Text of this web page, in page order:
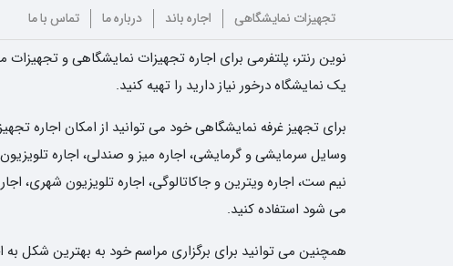
تجهیزات نمایشگاهی اجاره باند درباره ما تماس با ما
نوین رنتر، پلتفرمی برای اجاره تجهیزات نمایشگاهی و
یک نمایشگاه درخور نیاز دارید را تهیه کنید.
برای تجهیز غرفه نمایشگاهی خود می توانید از امکان اجاره
وسایل سرمایشی و گرمایشی، اجاره میز و صندلی، اجاره
نیم ست، اجاره ویترین و جاکاتالوگی، اجاره تلویزیون شهری،
می شود استفاده کنید.
همچنین می توانید برای برگزاری مراسم خود به بهترین شکل به